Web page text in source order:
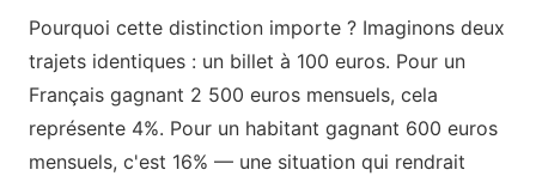
Pourquoi cette distinction importe ? Imaginons deux
trajets identiques : un billet à 100 euros. Pour un
Français gagnant 2 500 euros mensuels, cela
représente 4%. Pour un habitant gagnant 600 euros
mensuels, c'est 16% — une situation qui rendrait